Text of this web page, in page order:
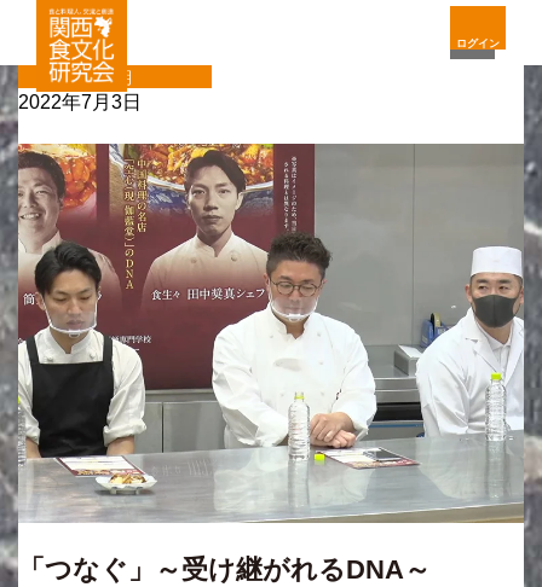
ログイン
定期
2022年7月3日
「つなぐ」～受け継がれるDNA～